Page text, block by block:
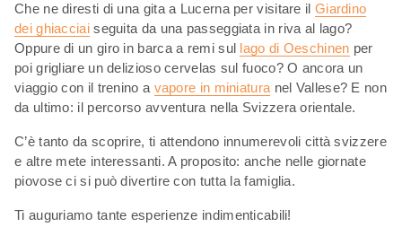
Che ne diresti di una gita a Lucerna per visitare il Giardino
dei ghiacciaiseguita da una passeggiata in riva al lago?
Oppure di un giro in barca a remi sul lago di Oeschinen per
poi grigliare un delizioso cervelas sul fuoco? O ancora un
viaggio con il trenino a vapore in miniatura nel Vallese? E non
da ultimo: il percorso avventura nella Svizzera orientale.
C’è tanto da scoprire, ti attendono innumerevoli città svizzere
e altre mete interessanti. A proposito: anche nelle giornate
piovose ci si può divertire con tutta la famiglia.
Ti auguriamo tante esperienze indimenticabili!